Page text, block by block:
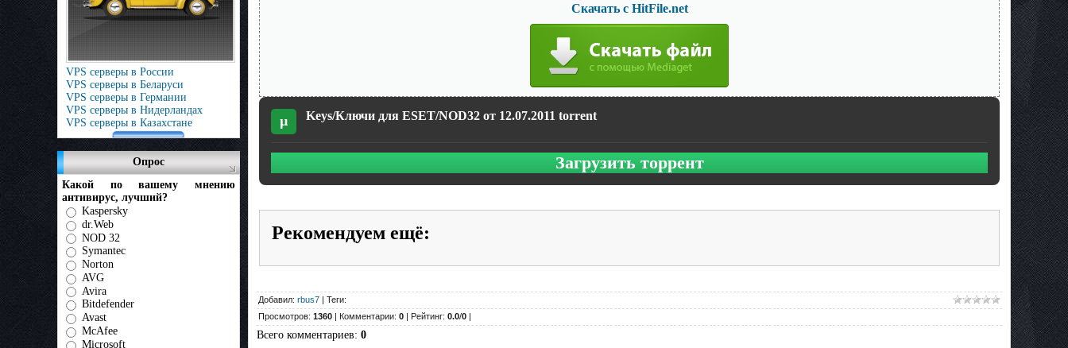
VPS серверы в России
VPS серверы в Беларуси
VPS серверы в Германии
VPS серверы в Нидерландах
VPS серверы в Казахстане
Опрос
Какой по вашему мнению
антивирус, лучший?
Kaspersky
dr.Web
NOD 32
Symantec
Norton
AVG
Avira
Bitdefender
Avast
McAfee
Microsoft
Скачать с HitFile.net
µ Keys/Ключи для ESET/NOD32 от 12.07.2011 torrent
Загрузить торрент
Рекомендуем ещё:
Добавил: rbus7 | Теги:
Просмотров: 1360 | Комментарии: 0 | Рейтинг: 0.0/0 |
Всего комментариев: 0